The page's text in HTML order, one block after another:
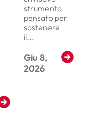
strumento
pensato per
sostenere
il...
Giu 8,
2026